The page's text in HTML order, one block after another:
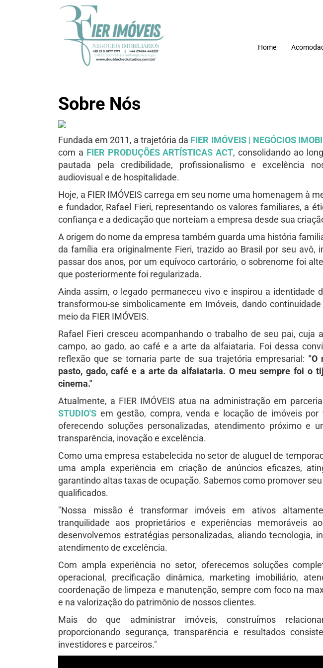
Home
Sobre Nós
Fundada em 2011, a trajetória da FIER IMÓVEIS | NEGÓCIOS
com a FIER PRODUÇÕES ARTÍSTICAS ACT, consolidando ao
pautada pela credibilidade, profissionalismo e excelência
audiovisual e de hospitalidade.
Hoje, a FIER IMÓVEIS carrega em seu nome uma homenagem à
e fundador, Rafael Fieri, representando os valores familiares, a
confiança e a dedicação que norteiam a empresa desde sua
A origem do nome da empresa também guarda uma história
da família era originalmente Fieri, trazido ao Brasil por seu avô,
passar dos anos, por um equívoco cartorário, o sobrenome foi
que posteriormente foi regularizada.
Ainda assim, o legado permaneceu vivo e inspirou a identidade
transformou-se simbolicamente em Imóveis, dando
meio da FIER IMÓVEIS.
Rafael Fieri cresceu acompanhando o trabalho de seu pai, cuja
campo, ao gado, ao café e a arte da alfaiataria. Foi dessa
reflexão que se tornaria parte de sua trajetória empresarial: "O
pasto, gado, café e a arte da alfaiataria. O meu sempre foi o
cinema."
Atualmente, a FIER IMÓVEIS atua na administração em
STUDIO'S em gestão, compra, venda e locação de imóveis por
oferecendo soluções personalizadas, atendimento próximo e
transparência, inovação e excelência.
Como uma empresa estabelecida no setor de aluguel de
uma ampla experiência em criação de anúncios eficazes,
garantindo altas taxas de ocupação. Sabemos como promover
qualificados.
"Nossa missão é transformar imóveis em ativos
tranquilidade aos proprietários e experiências memoráveis
desenvolvemos estratégias personalizadas, aliando tecnologia,
atendimento de excelência.
Com ampla experiência no setor, oferecemos soluções
operacional, precificação dinâmica, marketing imobiliário,
coordenação de limpeza e manutenção, sempre com foco na
e na valorização do patrimônio de nossos clientes.
Mais do que administrar imóveis, construímos
proporcionando segurança, transparência e resultados
investidores e parceiros."